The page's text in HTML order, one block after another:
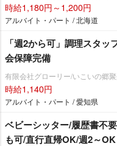
時給1,180円～1,200円
アルバイト・パート / 北海道
「週2から可」調理スタ
会保障完備
有限会社グローリー/いこいの郷
時給1,140円
アルバイト・パート / 愛知県
ベビーシッター/履歴書不
も可/直行直帰OK/週2～OK